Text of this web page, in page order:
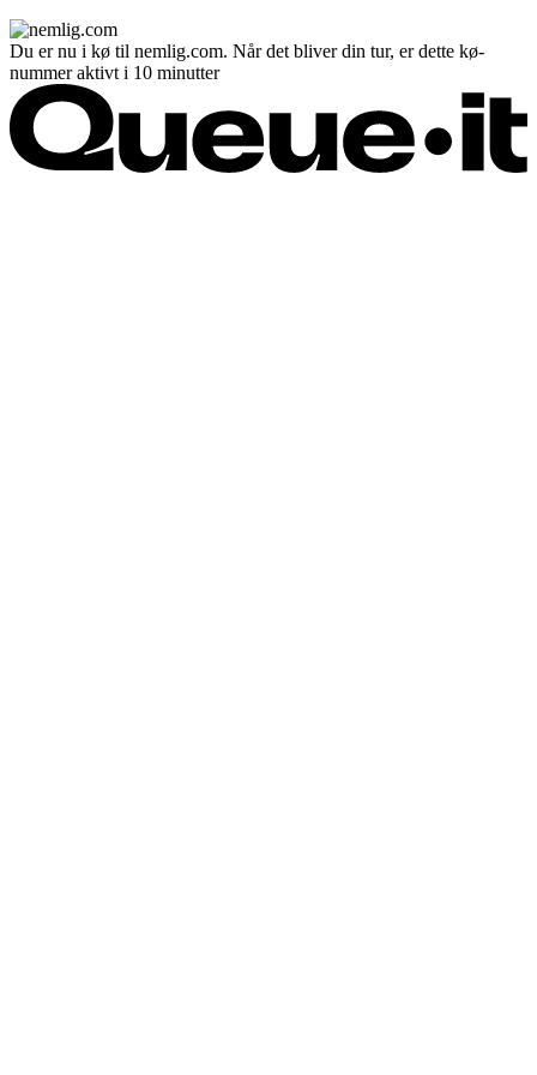
Du er nu i kø til nemlig.com. Når det bliver din tur, er dette kø-
nummer aktivt i 10 minutter